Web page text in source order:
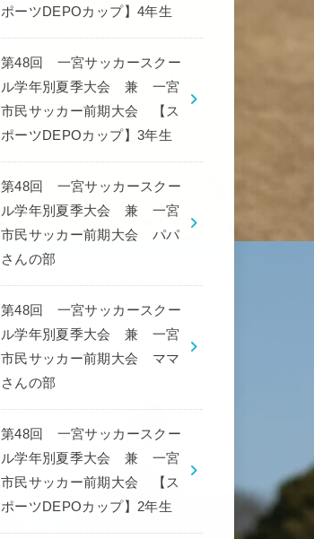
ポーツDEPOカップ】4年生
第48回 一宮サッカースクー
ル学年別夏季大会 兼 一宮
市民サッカー前期大会 【ス
ポーツDEPOカップ】3年生
第48回 一宮サッカースクー
ル学年別夏季大会 兼 一宮
市民サッカー前期大会 パパ
さんの部
第48回 一宮サッカースクー
ル学年別夏季大会 兼 一宮
市民サッカー前期大会 ママ
さんの部
第48回 一宮サッカースクー
ル学年別夏季大会 兼 一宮
市民サッカー前期大会 【ス
ポーツDEPOカップ】2年生